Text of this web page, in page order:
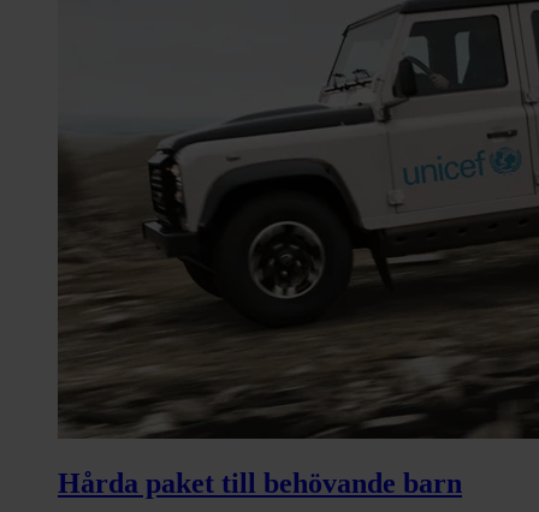
Hårda paket till behövande barn